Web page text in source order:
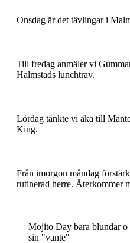
Onsdag är det tävlingar i
Till fredag anmäler vi
Halmstads lunchtrav.
Lördag tänkte vi åka till
King.
Från imorgon måndag
rutinerad herre. Återkommer
Mojito Day bara blundar
sin "vante"